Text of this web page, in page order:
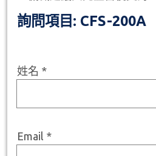
詢問項目: CFS-200A
姓名 *
Email *